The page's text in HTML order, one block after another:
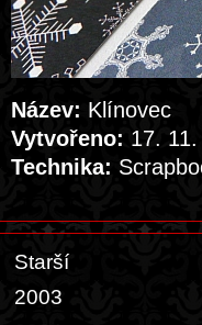
Název: Klínovec
Vytvořeno: 17.
Technika:
Starší
2003